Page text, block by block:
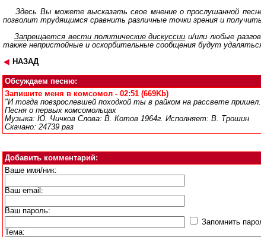
Здесь Вы можете высказать свое мнение о прослушанной
позволит трудящимся сравнить различные точки зрения и
Запрещается вести политические дискуcсии и/или любые
также непристойные и оскорбительные сообщения будут
НАЗАД
Обсуждаем песню:
Запишите меня в комсомол - 02:51 (669Kb)
"И тогда повзрослевшей походкой ты в райком на рассвете
Песня о первых комсомольцах
Музыка: Ю. Чичков Слова: В. Котов 1964г. Исполняет: В. Трошин
Скачано: 24739 раз
Добавить комментарий:
Ваше имя/ник:
Ваш email:
Ваш пароль:
Запомнить
Тема: